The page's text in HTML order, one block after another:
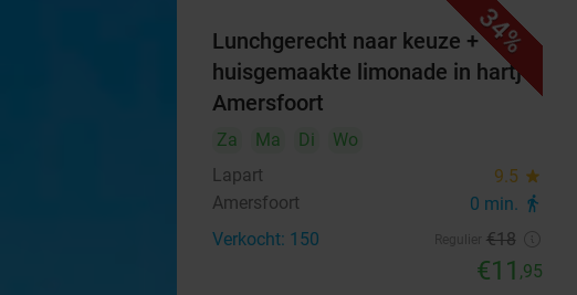
34%
Lunchgerecht naar keuze +
huisgemaakte limonade in hartje
Amersfoort
Za Ma Di
Wo
Lapart
9.5 star
Amersfoort 0 min. directions_walk
Verkocht: 150 €18
€11 ,95